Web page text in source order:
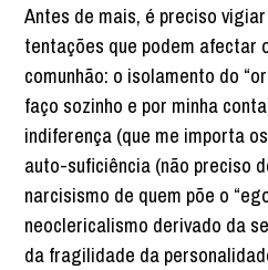
Antes de mais, é preciso
tentações que podem afectar
comunhão: o isolamento do
faço sozinho e por minha
indiferença (que me importa
auto-suficiência (não preciso
narcisismo de quem põe o
neoclericalismo derivado da
da fragilidade da